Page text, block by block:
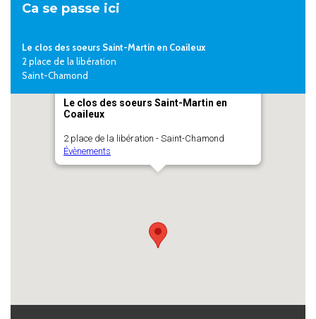
Ca se passe ici
Le clos des soeurs Saint-Martin en Coaileux
2 place de la libération
Saint-Chamond
Le clos des soeurs Saint-Martin en
Coaileux
2 place de la libération - Saint-Chamond
Évènements